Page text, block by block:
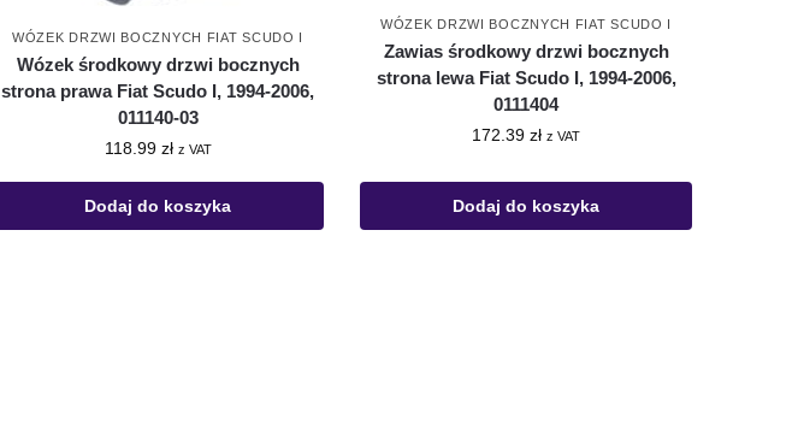
WÓZEK DRZWI BOCZNYCH FIAT SCUDO I
Wózek środkowy drzwi bocznych
strona prawa Fiat Scudo I, 1994-2006,
011140-03
118.99 zł z VAT
Dodaj do koszyka
WÓZEK DRZWI BOCZNYCH FIAT SCUDO I
Zawias środkowy drzwi bocznych
strona lewa Fiat Scudo I, 1994-2006,
0111404
172.39zł z VAT
Dodaj do koszyka